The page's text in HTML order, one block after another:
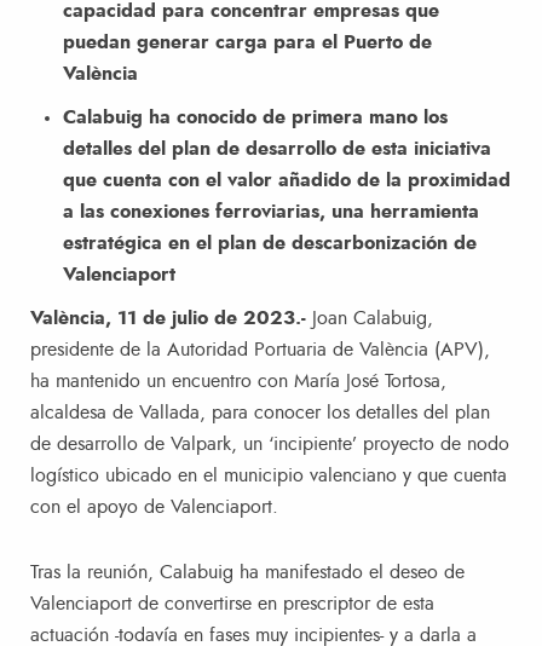
capacidad para concentrar empresas que
puedan generar carga para el Puerto de
València
Calabuig ha conocido de primera mano los
detalles del plan de desarrollo de esta iniciativa
que cuenta con el valor añadido de la proximidad
a las conexiones ferroviarias, una herramienta
estratégica en el plan de descarbonización de
Valenciaport
València, 11 de julio de 2023.- Joan Calabuig,
presidente de la Autoridad Portuaria de València (APV),
ha mantenido un encuentro con María José Tortosa,
alcaldesa de Vallada, para conocer los detalles del plan
de desarrollo de Valpark, un ‘incipiente’ proyecto de nodo
logístico ubicado en el municipio valenciano y que cuenta
con el apoyo de Valenciaport.
Tras la reunión, Calabuig ha manifestado el deseo de
Valenciaport de convertirse en prescriptor de esta
actuación -todavía en fases muy incipientes- y a darla a